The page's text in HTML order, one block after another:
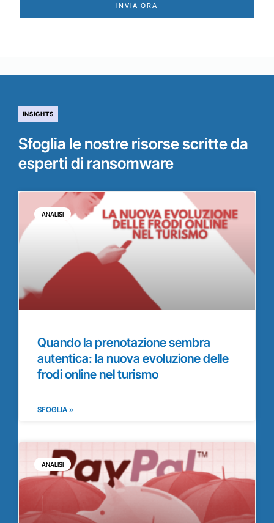
INVIA ORA
INSIGHTS
Sfoglia le nostre risorse scritte da
esperti di ransomware
ANALISI
Quando la prenotazione sembra
autentica: la nuova evoluzione delle
frodi online nel turismo
SFOGLIA »
ANALISI